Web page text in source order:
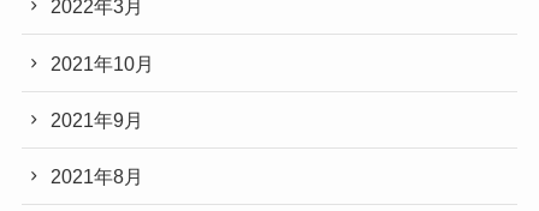
2022年3月
2021年10月
2021年9月
2021年8月